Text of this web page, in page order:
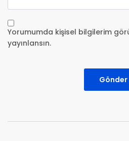
Yorumumda kişisel bilgilerim
yayınlansın.
Gönder